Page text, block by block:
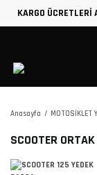
KARGO
Anasayfa MOTOSİKLET
SCOOTER